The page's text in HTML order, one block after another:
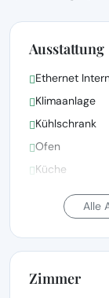
Ausstattung
Ethernet
Klimaanlage
Kühlschrank
Ofen
Küche
Haartrockner
Alle
Zimmer